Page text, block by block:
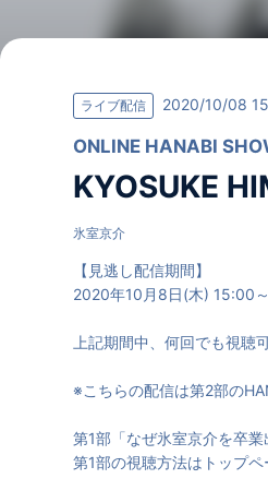
ライブ配信 2020/10/08
ONLINE HANABI
KYOSUKE
氷室京介
【見逃し配信期間】
2020年10月8日(木) 15:00
上記期間中、何回でも視聴
※こちらの配信は第2部の
第1部「なぜ氷室京介を卒業
第1部の視聴方法はトップ